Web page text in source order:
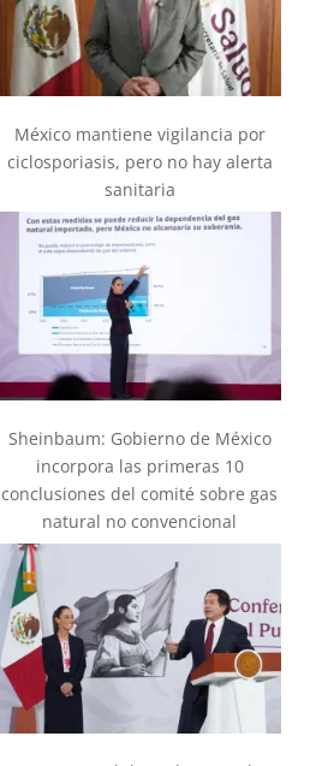
México mantiene vigilancia por
ciclosporiasis, pero no hay alerta
sanitaria
Sheinbaum: Gobierno de México
incorpora las primeras 10
conclusiones del comité sobre gas
natural no convencional